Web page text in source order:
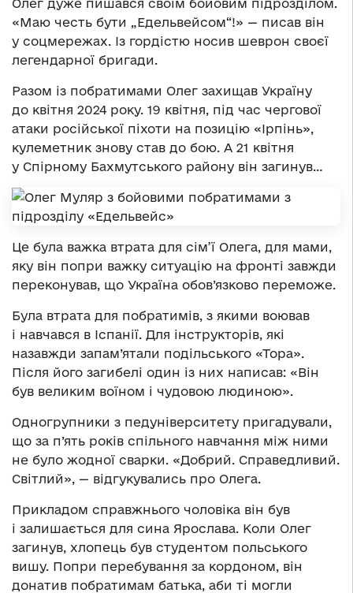
Олег дуже пишався своїм бойовим підрозділом.
«Маю честь бути „Едельвейсом“!» — писав він
у соцмережах. Із гордістю носив шеврон своєї
легендарної бригади.
Разом із побратимами Олег захищав Україну
до квітня 2024 року. 19 квітня, під час чергової
атаки російської піхоти на позицію «Ірпінь»,
кулеметник знову став до бою. А 21 квітня
у Спірному Бахмутського району він загинув…
Це була важка втрата для сім’ї Олега, для мами,
яку він попри важку ситуацію на фронті завжди
переконував, що Україна обов’язково переможе.
Була втрата для побратимів, з якими воював
і навчався в Іспанії. Для інструкторів, які
назавжди запам’ятали подільського «Тора».
Після його загибелі один із них написав: «Він
був великим воїном і чудовою людиною».
Одногрупники з педуніверситету пригадували,
що за п’ять років спільного навчання між ними
не було жодної сварки. «Добрий. Справедливий.
Світлий», — відгукувались про Олега.
Прикладом справжнього чоловіка він був
і залишається для сина Ярослава. Коли Олег
загинув, хлопець був студентом польського
вишу. Попри перебування за кордоном, він
донатив побратимам батька, аби ті могли